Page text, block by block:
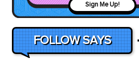
Sign Me Up!
FOLLOW SAYS